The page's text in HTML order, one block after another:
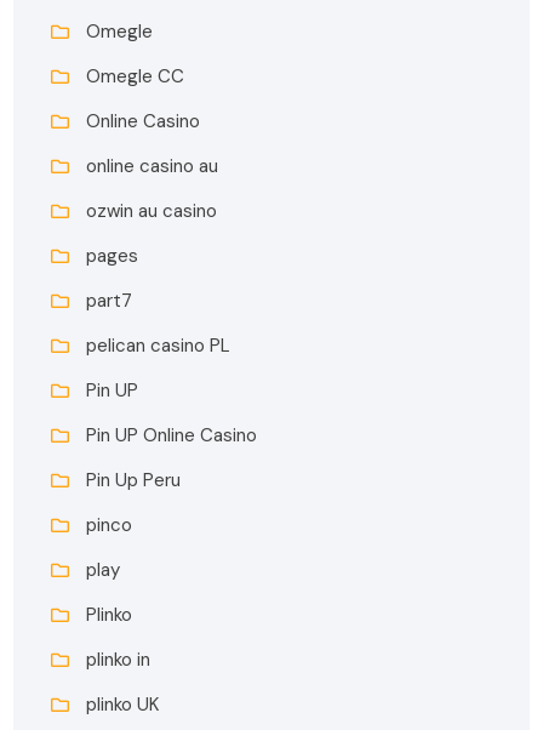
Omegle
Omegle CC
Online Casino
online casino au
ozwin au casino
pages
part7
pelican casino PL
Pin UP
Pin UP Online Casino
Pin Up Peru
pinco
play
Plinko
plinko in
plinko UK